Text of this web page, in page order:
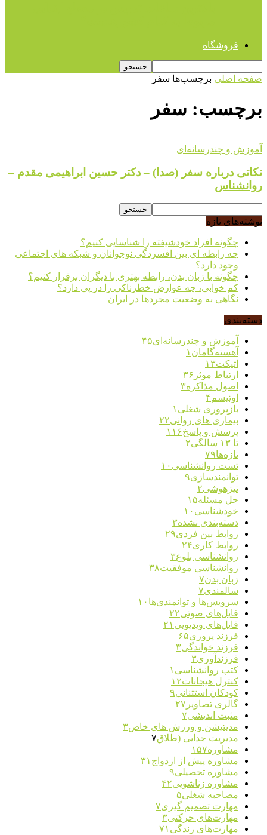
فروشگاه
صفحه اصلی برچسب‌ها سفر
برچسب: سفر
آموزش و چندرسانه‌ای
نکاتی درباره سفر (صدا) – دکتر حسین ابراهیمی مقدم –
روانشناس
نوشته‌های تازه
چگونه افراد خودشیفته را شناسایی کنیم؟
چه رابطه ای بین افسردگی نوجوانان و شبکه های اجتماعی
وجود دارد؟
چگونه با زبان بدن، رابطه بهتری با دیگران برقرار کنیم؟
کم خوابی، چه عوارض خطرناکی را در پی دارد؟
نگاهی به وضعیت مجردها در ایران
دسته‌بندی
آموزش و چندرسانه‌ای۴۵
آهسته‌گامان ۱
اتیکت۱۳
ارتباط موثر ۳۶
اصول مذاکره۳
اوتیسم۴
بازپروری شغلی ۱
بیماری های روانی۲۲
پرسش و پاسخ۱۱۶
تا ۱۳ سالگی
۲
تازه‌ها۷۹
تست روانشناسی ۱۰
توانمندسازی۹
تیزهوشی۲
حل مسئله۱۵
خودشناسی ۱۰
دسته‌بندی نشده۳
روابط بین فردی۲۹
روابط کاری۲۴
روانشناسی بلوغ۳
روانشناسی موفقیت۳۸
زبان بدن۷
سالمندی۷
سرویس‌ها و توانمندی‌ها ۱۰
فایل‌های صوتی۲۲
فایل‌های ویدیویی ۲۱
فرزند پروری۶۵
فرزند خواندگی۳
فرزندآوری۳
کتب روانشناسی ۱
کنترل هیجانات۱۲
کودکان استثنائی۹
گالری تصاویر ۲۷
مثبت اندیشی۷
مدیتیشن و ورزش های خاص۳
مدیریت جدایی (طلاق۷
مشاوره۱۵۷
مشاوره پیش از ازدواج ۳۱
مشاوره تحصیلی۹
مشاوره زناشویی۴۲
مصاحبه شغلی۵
مهارت تصمیم گیری۷
مهارت‌های حرکتی۳
مهارت‌های زندگی ۷۱